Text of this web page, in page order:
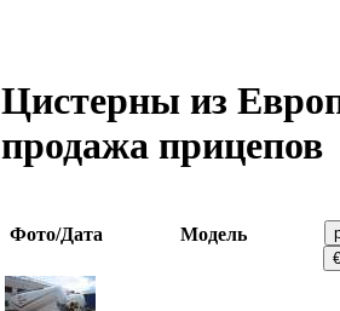
Цистерны из
продажа прицепов
Фото/Дата Модель